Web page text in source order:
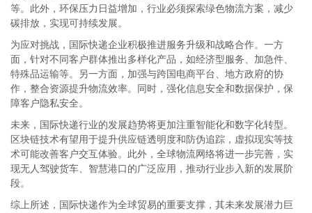
等。此外，环保压力日益增加，行业必须探索绿色物流方案，减少
碳排放，实现可持续发展。
为应对挑战，国际快递企业积极推进服务升级和战略合作。一方
面，针对不同客户群体推出多样化产品，如经济型服务、加急件、
特殊品运输等。另一方面，加强与跨国电商平台、地方政府的协
作，整合资源提升物流效率。同时，强化信息安全和数据保护，保
障客户隐私安全。
未来，国际快递行业的发展趋势将更加注重智能化和数字化转型。
区块链技术有望用于提升供应链透明度和防伪追踪，虚拟现实等技
术可能改善客户交互体验。此外，全球物流网络将进一步完善，实
现无人驾驶货车、智慧港口的广泛应用，推动行业步入新的发展阶
段。
综上所述，国际快递作为全球贸易的重要支撑，其未来发展潜力巨